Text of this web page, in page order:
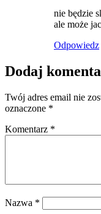
nie będzie
ale może
Odpowiedz
Dodaj
Twój adres email nie
oznaczone *
Komentarz *
Nazwa *